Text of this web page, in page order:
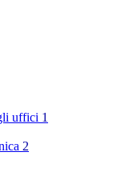
uffici 1
2